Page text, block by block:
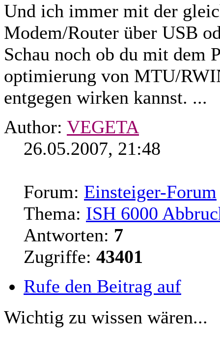
Und ich immer mit der
Modem/Router über USB
Schau noch ob du mit dem
optimierung von MTU/
entgegen wirken kannst. ...
Author: VEGETA
26.05.2007, 21:48
Forum: Einsteiger-Forum
Thema: ISH 6000
Antworten: 7
Zugriffe: 43401
Rufe den Beitrag auf
Wichtig zu wissen wären...